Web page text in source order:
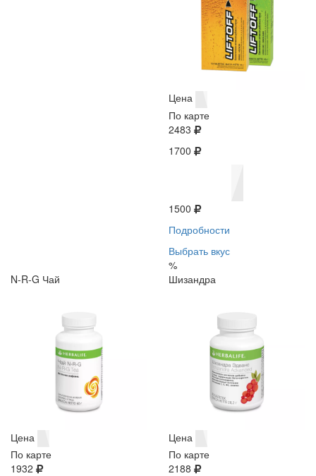
Цена
По карте
2483
1700
1500
Подробности
Выбрать вкус
%
N-R-G Чай
Цена
По карте
1932
Шизандра
Цена
По карте
2188